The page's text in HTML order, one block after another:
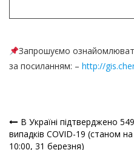
Запрошуємо
за посиланням: – http://
Навігація
В Україні підтверджено 549
випадків COVID-19 (станом на
10:00, 31 березня)